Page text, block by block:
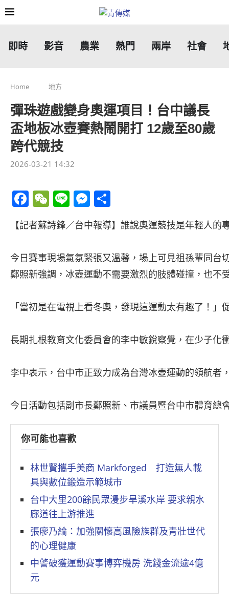
即時 影音 農業 熱門 兩岸 社會
Home 地方
彈珠遊戲變身奧運項目！台中議長
盃地板冰壺賽熱鬧開打 12歲至80歲
跨代競技
2026-03-21 14:32
Facebook
WeChat
LineMessenger
享
【記者蘇詩鋒／台中報導】誰說奧運競技是年輕人
今日賽事現場氣氛緊張又溫馨，場上可見祖孫輩同
鄭照新強調，冰壺運動不需要激烈的肢體碰撞，也不
「當初是在電視上看冬奧，發現這運動太有趣了！
長期扎根教育文化委員會的李中敏銳察覺，在少子
李中表示，台中市正致力成為台灣冰壺運動的領航
今日活動包括副市長鄭照新、市議員暨台中市體育
你可能也喜歡
林世賢攜手美商 Markforged 打造無人載
具與數位鍛造示範城市
台中大里200餘民眾漫步旱溪水岸 要求親水
廊道往上游推進
張廖乃綸：加強關懷高風險族群及青壯世代
的心理健康
中警破獲運動賽事博弈機房 洗錢金流逾4億
元